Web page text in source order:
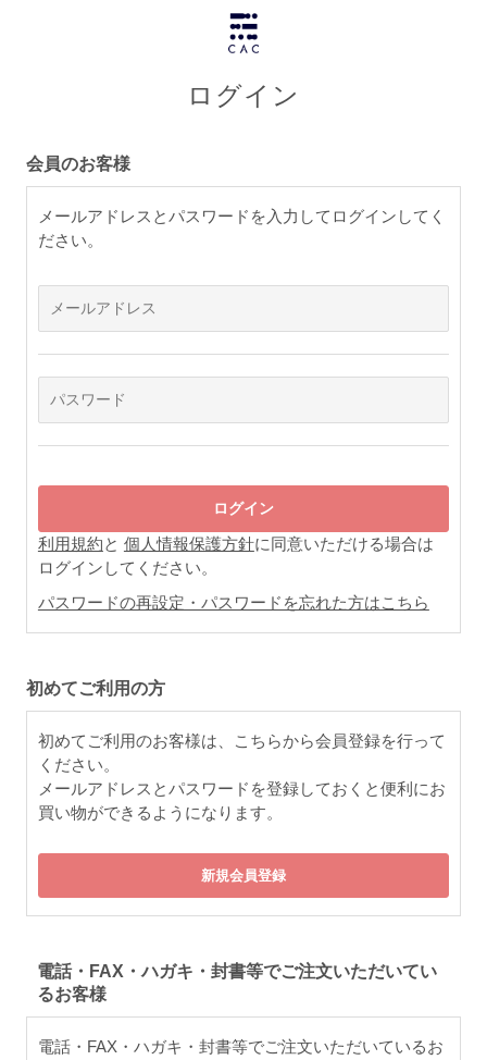
ログイン
会員のお客様
メールアドレスとパスワードを入力してログインしてく
ださい。
利用規約と 個人情報保護方針に同意いただける場合は
ログインしてください。
パスワードの再設定・パスワードを忘れた方はこちら
初めてご利用の方
初めてご利用のお客様は、こちらから会員登録を行って
ください。
メールアドレスとパスワードを登録しておくと便利にお
買い物ができるようになります。
電話・FAX・ハガキ・封書等でご注文いただいてい
るお客様
電話・FAX・ハガキ・封書等でご注文いただいているお